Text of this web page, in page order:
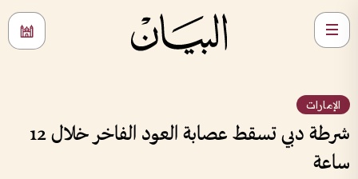
الإمارات
شرطة دبي تسقط عصابة العود الفاخر خلال 12
ساعة